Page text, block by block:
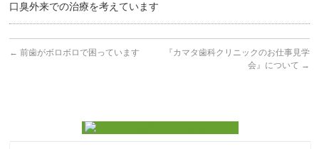
口臭外来での治療を考えています
← 前歯がボロボロで困っています
『カマタ歯科クリニックのお仕事見学
会』について →